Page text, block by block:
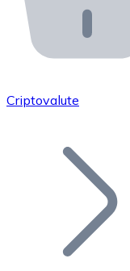
API Bitnovo
Integra la
Unisciti alla
Aggiungi il
Criptovalute